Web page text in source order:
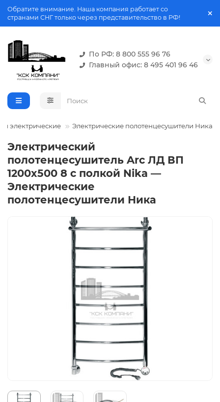
Обратите внимание. Наша компания работает со
странами СНГ только через представительство в РФ!
По РФ: 8 800 555 96 76
Главный офис: 8 495 401 96 46
электрические Электрические полотенцесушители Ника
Электрический
полотенцесушитель Arc ЛД ВП
1200x500 8 с полкой Nika —
Электрические
полотенцесушители Ника